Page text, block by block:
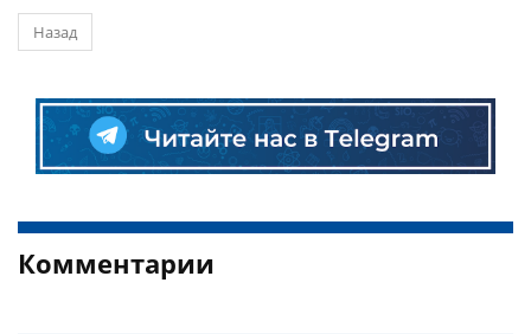
Назад
Комментарии